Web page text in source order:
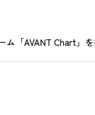
ム「AVANT Chart